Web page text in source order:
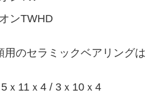
ンTWHD
用のセラミックベアリングは
11ｘ4 / 3ｘ10ｘ4